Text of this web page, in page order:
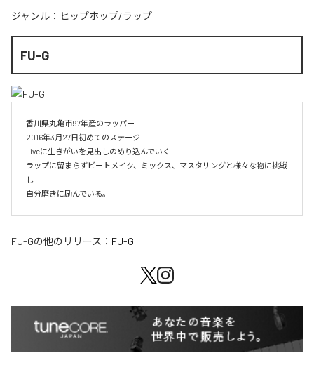
ジャンル： ヒップホップ/ラップ
FU-G
香川県丸亀市97年産のラッパー
2016年3月27日初めてのステージ
Liveに生きがいを見出しのめり込んでいく
ラップに留まらずビートメイク、ミックス、マスタリングと様々な物に挑戦
し
自分磨きに励んでいる。
FU-Gの他のリリース： FU-G